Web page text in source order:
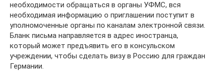
необходимости обращаться в органы УФМС, вся
необходимая информацию о приглашении поступит в
уполномоченные органы по каналам электронной связи.
Бланк письма направляется в адрес иностранца,
который может предъявить его в консульском
учреждении, чтобы сделать визу в Россию для граждан
Германии.